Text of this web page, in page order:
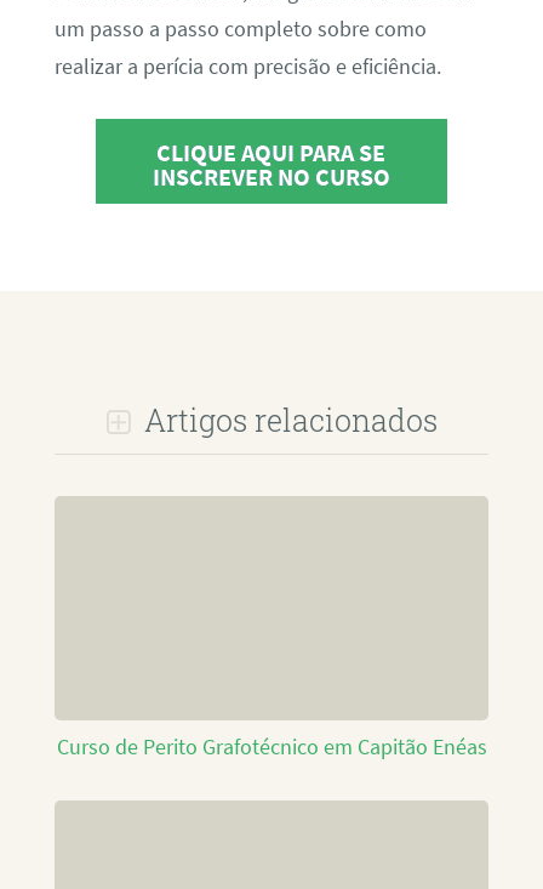
um passo a passo completo sobre como
realizar a perícia com precisão e eficiência.
CLIQUE AQUI PARA SE
INSCREVER NO CURSO
Artigos relacionados
Curso de Perito Grafotécnico em Capitão Enéas